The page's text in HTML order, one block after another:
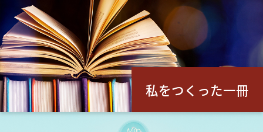
私をつくった一冊